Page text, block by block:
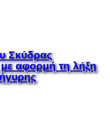
Σκύδρας
με αφορμή τη λήξη